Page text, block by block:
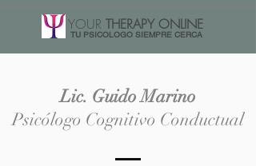
YOUR THERAPY ONLINE
TU PSICOLOGO SIEMPRE CERCA
Lic. Guido Marino
Psicólogo Cognitivo Conductual